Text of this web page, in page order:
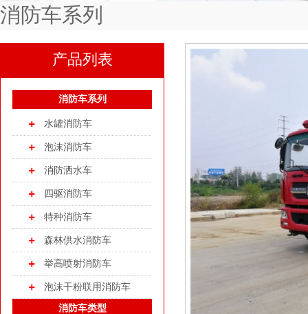
消防车系列
产品列表
消防车系列
水罐消防车
泡沫消防车
消防洒水车
四驱消防车
特种消防车
森林供水消防车
举高喷射消防车
泡沫干粉联用消防车
消防车类型